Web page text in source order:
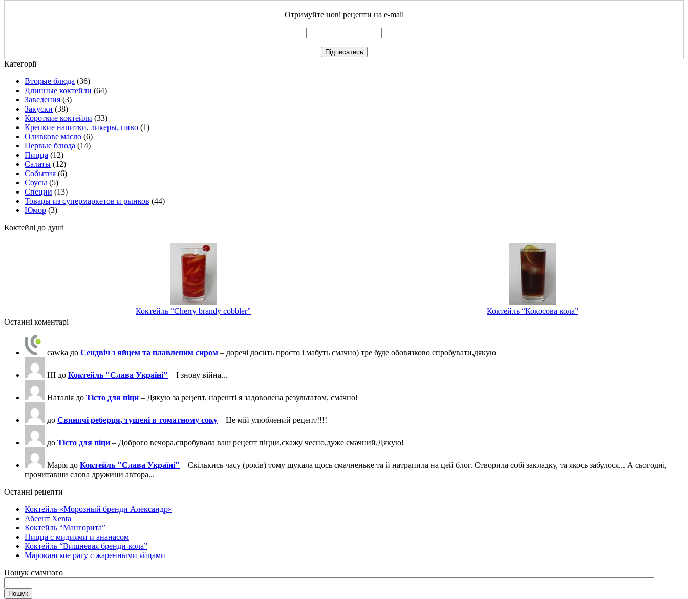
Отримуйте нові рецепти на e-mail
Категорії
Вторые блюда (36)
Длинные коктейли (64)
Заведения (3)
Закуски (38)
Короткие коктейли (33)
Крепкие напитки, ликеры, пиво (1)
Оливкове масло (6)
Первые блюда (14)
Пицца (12)
Салаты (12)
События (6)
Соусы (5)
Специи (13)
Товары из супермаркетов и рынков (44)
Юмор (3)
Коктейлі до душі
Коктейль “Cherry brandy cobbler”
Коктейль “Кокосова кола”
Останні коментарі
cawka до Сендвіч з яйцем та плавленим сиром – доречі досить просто і мабуть смачно) тре буде обовязково спробувати,дякую
НІ до Коктейль "Слава Україні" – І знову війна...
Наталія до Тісто для піци – Дякую за рецепт, нарешті я задоволена результатом, смачно!
до Свинячі реберця, тушені в томатному соку – Це мій улюблений рецепт!!!!
до Тісто для піци – Доброго вечора,спробувала ваш рецепт піцци,скажу чесно,дуже смачний.Дякую!
Марія до Коктейль "Слава Україні" – Скількись часу (років) тому шукала щось смачненьке та й натрапила на цей блог. Створила собі закладку, та якось забулося... А сьогодні,
прочитавши слова дружини автора...
Останні рецепти
Коктейль «Морозный бренди Александр»
Абсент Xenta
Коктейль “Мангорита”
Пицца с мидиями и ананасом
Коктейль “Вишневая бренди-кола”
Мароканское рагу с жаренными яйцами
Пошук смачного